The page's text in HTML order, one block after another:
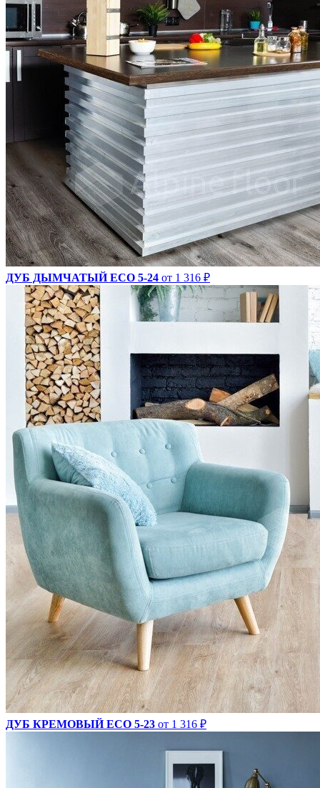
ДУБ ДЫМЧАТЫЙ ECO 5-24 от 1 316 ₽
ДУБ КРЕМОВЫЙ ECO 5-23 от 1 316 ₽